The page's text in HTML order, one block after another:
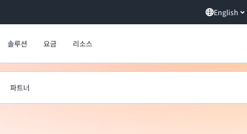
English
솔루션 요금 리소스
파트너